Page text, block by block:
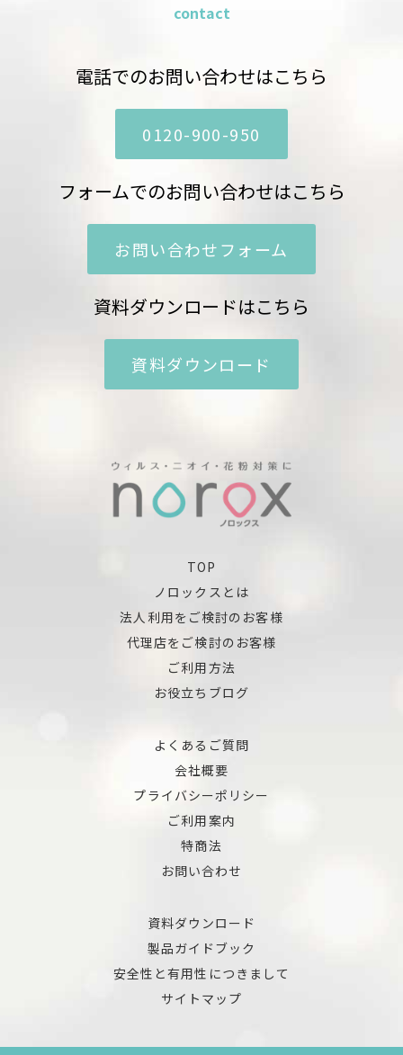
contact
電話でのお問い合わせはこちら
0120-900-950
フォームでのお問い合わせはこちら
お問い合わせフォーム
資料ダウンロードはこちら
資料ダウンロード
TOP
ノロックスとは
法人利用をご検討のお客様
代理店をご検討のお客様
ご利用方法
お役立ちブログ
よくあるご質問
会社概要
プライバシーポリシー
ご利用案内
特商法
お問い合わせ
資料ダウンロード
製品ガイドブック
安全性と有用性につきまして
サイトマップ